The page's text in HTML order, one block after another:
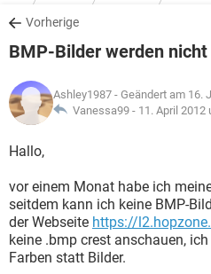
WINDOWS 10
WHATSAPP
FACEBOOK
SPIELE
WHATSAPP
FACEBOOK
DOWNLOADS
SPIELE
ANDROID
WINDOWS 10
WHATSAPP
SPIELE
ANDROID
WINDOWS 10
WHATSAPP
FACEBOOK
LEXIKON
SPIELE
WINDOWS 10
WHATSAPP
FACEBOOK
Vorherige
BMP-Bilder werden
Ashley1987 - Geändert am 16.
Vanessa99 - 11. April 2012
Hallo,
vor einem Monat habe ich
seitdem kann ich keine BMP-
der Webseite https://
keine .bmp crest anschauen,
Farben statt Bilder.